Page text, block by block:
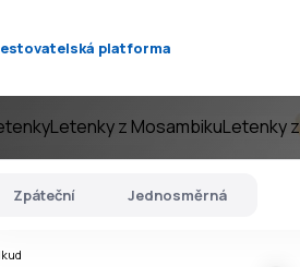
platforma
Letenky z MosambikuLetenky
Zpáteční Jednosměrná